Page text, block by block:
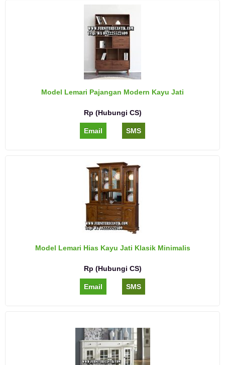
Model Lemari Pajangan Modern Kayu Jati
Rp (Hubungi CS)
Email SMS
Model Lemari Hias Kayu Jati Klasik Minimalis
Rp (Hubungi CS)
Email SMS